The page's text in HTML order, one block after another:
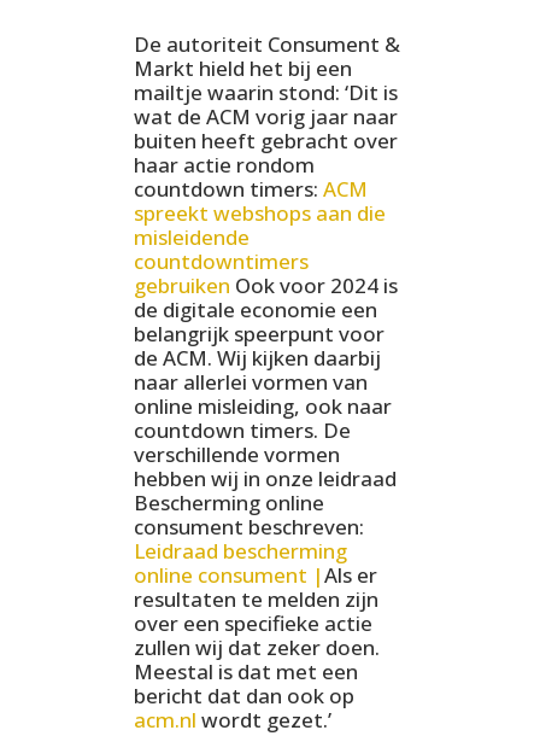
De autoriteit Consument &
Markt hield het bij een
mailtje waarin stond: ‘Dit is
wat de ACM vorig jaar naar
buiten heeft gebracht over
haar actie rondom
countdown timers:ACM
spreekt webshops aan die
misleidende
countdowntimers
gebruiken Ook voor 2024 is
de digitale economie een
belangrijk speerpunt voor
de ACM. Wij kijken daarbij
naar allerlei vormen van
online misleiding, ook naar
countdown timers. De
verschillende vormen
hebben wij in onze leidraad
Bescherming online
consument beschreven:
Leidraad bescherming
online consument |Als er
resultaten te melden zijn
over een specifieke actie
zullen wij dat zeker doen.
Meestal is dat met een
bericht dat dan ook op
acm.nl wordt gezet.’